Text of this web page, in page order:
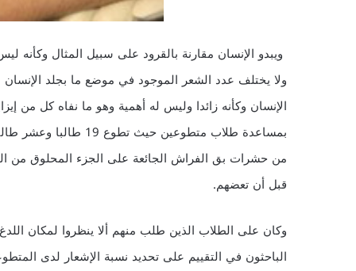
ويبدو الإنسان مقارنة بالقرود على سبيل المثال
ولا يختلف عدد الشعر الموجود في موضع ما بجلد
الإنسان وكأنه زائدا وليس له أهمية وهو ما نفاه كل من
بمساعدة طلاب
من حشرات بق الفراش الجائعة على الجزء المحلوق من
قبل أن تعضهم.
وكان على الطلاب الذين طلب منهم ألا ينظروا لمكان
الباحثون في التقييم على تحديد نسبة الإشعار لدى